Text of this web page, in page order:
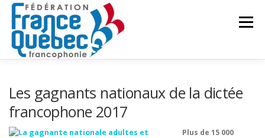
Aller
contenu
Menu
Les gagnants nationaux de la dictée
francophone 2017
Plus de 15 000